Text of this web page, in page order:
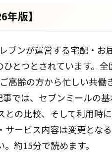
版】
ブンが運営する宅配・お
とつとされています。全
高齢の方から忙しい共働
では、セブンミールの
の比較、そして利用時
ービス内容は変更とな
約15分で読めます。